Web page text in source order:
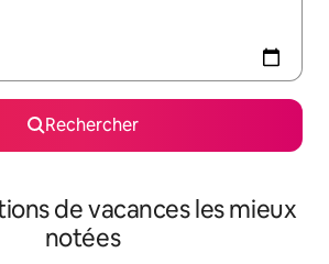
Rechercher
de vacances les mieux
notées